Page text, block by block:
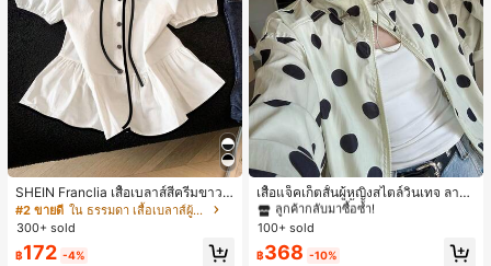
SHEIN Franclia เสื้อเบลาส์สีครีมขาวนุ่
มนวล เอวรูด, แต่งขอบตัดกัน + โบว์ผูก,
แขนพอง จับคู่กับกระโปรงชายระบาย,
ลดอายุและดูดี, นุ่มและเก๋ไก๋สำหรับใส่ทุ
กวัน
#2 ขายดี
ใน ธรรมดา เสื้อเบลาส์ผู้หญิง
300+ sold
฿172 -4%
เสื้อแจ็คเก็ตสั้นผู้หญิงสไตล์วินเทจ ลายจุ
ดขนาดใหญ่ คอตั้ง เอวเข้ารูป แขนพอง
ทรงหลวม แฟชั่นอเนกประสงค์ สำหรับใ
ส่ประจำวันและไปเที่ยวพักผ่อน
#1 ขายดี
ใน กระเป๋า เสื้อคลุมลำลอง
ลูกค้ากลับมาซื้อซ้ำ!
#1 ขายดี ใน กระเป๋า เสื้อคลุมลำลอง
ลูกค้ากลับมาซื้อซ้ำ!
#1 ขายดี ใน กระเป๋า เสื้อคลุมลำลอง
ลูกค้ากลับมาซื้อซ้ำ!
#1 ขายดี
ใน กระเป๋า เสื้อคลุมลำลอง
100+ sold
฿368 -10%